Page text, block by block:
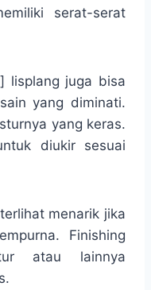
serat-serat
lisplang juga bisa
yang diminati.
yang keras.
diukir sesuai
menarik jika
Finishing
atau lainnya